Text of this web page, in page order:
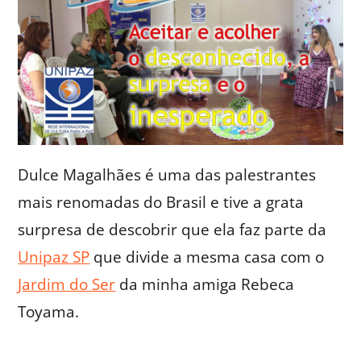
Dulce Magalhães é uma das palestrantes
mais renomadas do Brasil e tive a grata
surpresa de descobrir que ela faz parte da
Unipaz SP que divide a mesma casa com o
Jardim do Ser da minha amiga Rebeca
Toyama.